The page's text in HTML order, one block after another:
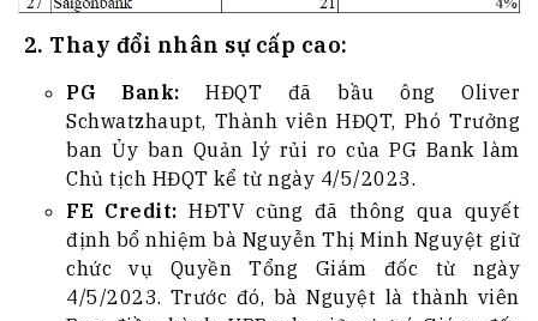
2. Thay đổi nhân sự cấp cao:
PG Bank:HĐQT đã bầu ông Oliver
Schwatzhaupt, Thành viên HĐQT, Phó Trưởng
ban Ủy ban Quản lý rủi ro của PG Bank làm
Chủ tịch HĐQT kể từ ngày 4/5/2023.
FE Credit: HĐTV cũng đã thông qua quyết
định bổ nhiệm bà Nguyễn Thị Minh Nguyệt giữ
chức vụ Quyền Tổng Giám đốc từ ngày
4/5/2023. Trước đó, bà Nguyệt là thành viên